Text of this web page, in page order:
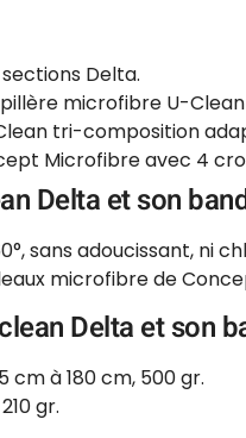
Delta.
microfibre U-
tri-composition
Microfibre avec 4
Delta et son
sans adoucissant, ni
microfibre de
Delta et son
cm à 180 cm, 500 gr.
gr.